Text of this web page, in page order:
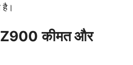
है।
कीमत और